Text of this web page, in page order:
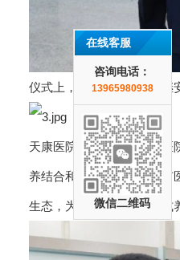
仪式上，天长市副市长周继
天康医院康养中心是天康医
养结合和智慧养老，养中有
生态，为老年人提供一站式
在线客服
咨询电话：
13965980938
微信二维码